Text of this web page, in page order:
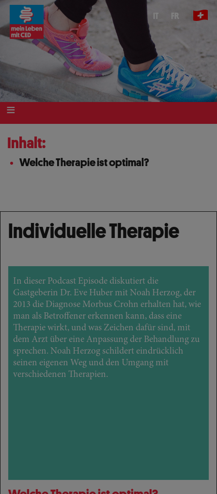
Direkt
Inhalt
IT FR
Inhalt:
Welche Therapie ist optimal?
Individuelle Therapie
In dieser Podcast Episode diskutiert die
Gastgeberin Dr. Eve Huber mit Noah Herzog, der
2013 die Diagnose Morbus Crohn erhalten hat, wie
man als Betroffener erkennen kann, dass eine
Therapie wirkt, und was Zeichen dafür sind, mit
dem Arzt über eine Anpassung der Behandlung zu
sprechen. Noah Herzog schildert eindrücklich
seinen eigenen Weg und den Umgang mit
verschiedenen Therapien.